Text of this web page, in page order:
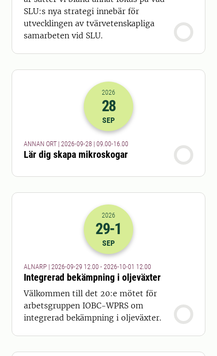
SLU:s nya strategi innebär för
utvecklingen av tvärvetenskapliga
samarbeten vid SLU.
2026-28-09 07:00
2026
28
SEP
ANNAN ORT | 2026-09-28 | 09.00-16.00
Lär dig skapa mikroskogar
2026-29-09 10:00
2026
29-1
SEP
ALNARP | 2026-09-29 12.00 - 2026-10-01 12.00
Integrerad bekämpning i oljeväxter
Välkommen till det 20:e mötet för
arbetsgruppen IOBC-WPRS om
integrerad bekämpning i oljeväxter.